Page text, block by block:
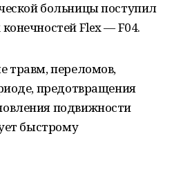
больницы поступил
Flex — F04.
травм, переломов,
предотвращения
подвижности
быстрому